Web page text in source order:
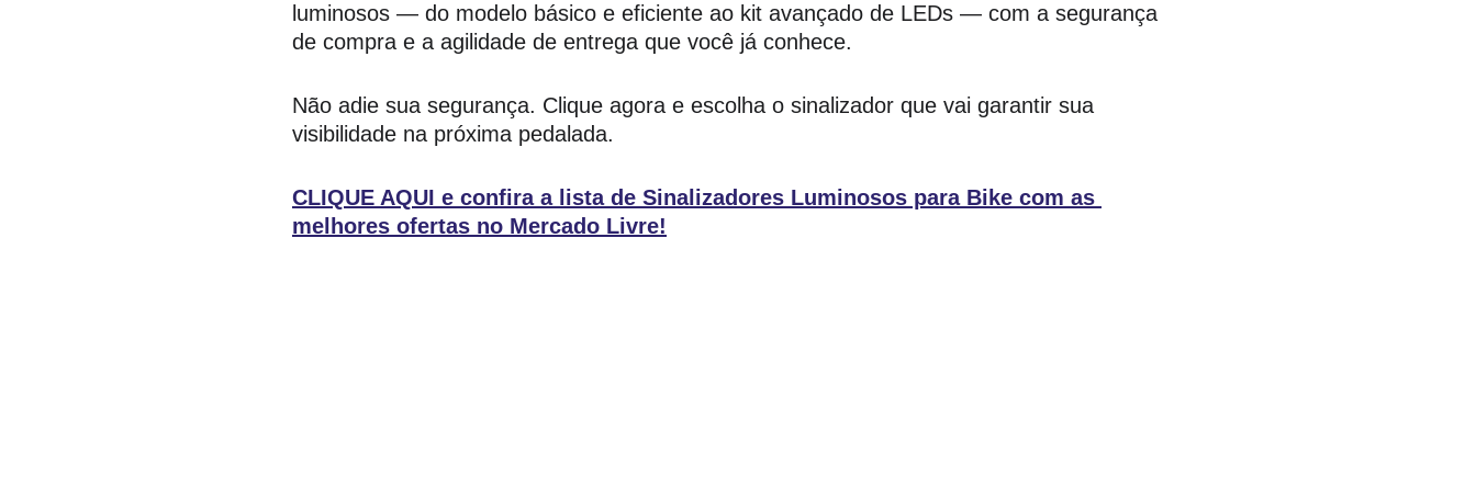
luminosos — do modelo básico e eficiente ao kit avançado de LEDs — com a segurança
de compra e a agilidade de entrega que você já conhece.
Não adie sua segurança. Clique agora e escolha o sinalizador que vai garantir sua
visibilidade na próxima pedalada.
CLIQUE AQUI e confira a lista de Sinalizadores Luminosos para Bike com as
melhores ofertas no Mercado Livre!